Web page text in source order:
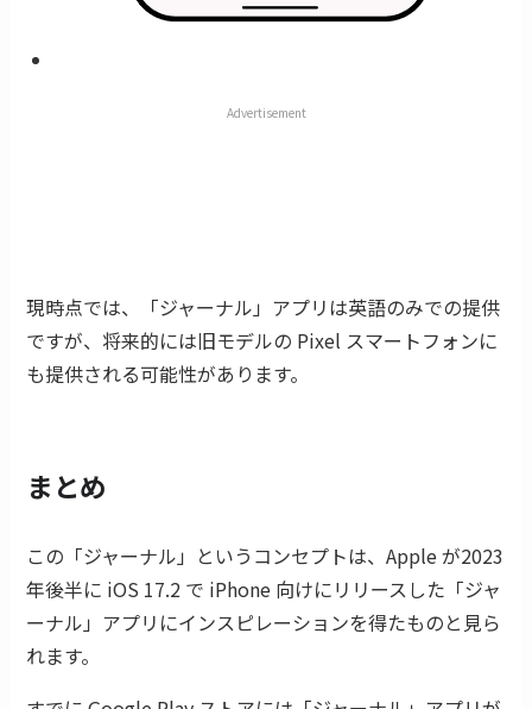
Advertisement
現時点では、「ジャーナル」アプリは英語のみでの提供
ですが、将来的には旧モデルの Pixel スマートフォンに
も提供される可能性があります。
まとめ
この「ジャーナル」というコンセプトは、Apple が2023
年後半に iOS 17.2 で iPhone 向けにリリースした「ジャ
ーナル」アプリにインスピレーションを得たものと見ら
れます。